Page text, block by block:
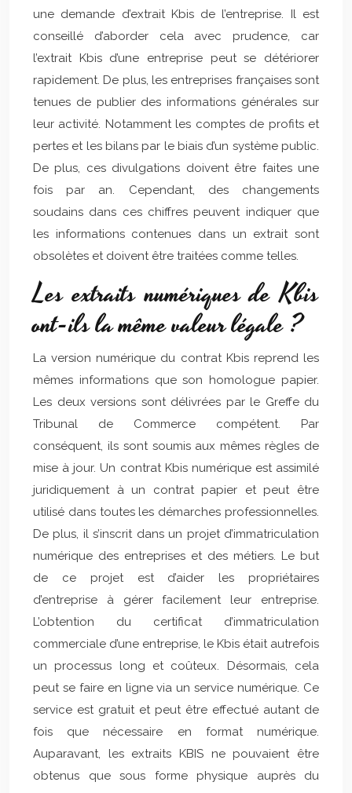
une demande d’extrait Kbis de l’entreprise. Il est
conseillé d’aborder cela avec prudence, car
l’extrait Kbis d’une entreprise peut se détériorer
rapidement. De plus, les entreprises françaises sont
tenues de publier des informations générales sur
leur activité. Notamment les comptes de profits et
pertes et les bilans par le biais d’un système public.
De plus, ces divulgations doivent être faites une
fois par an. Cependant, des changements
soudains dans ces chiffres peuvent indiquer que
les informations contenues dans un extrait sont
obsolètes et doivent être traitées comme telles.
Les extraits numériques de Kbis
ont-ils la même valeur légale ?
La version numérique du contrat Kbis reprend les
mêmes informations que son homologue papier.
Les deux versions sont délivrées par le Greffe du
Tribunal de Commerce compétent. Par
conséquent, ils sont soumis aux mêmes règles de
mise à jour. Un contrat Kbis numérique est assimilé
juridiquement à un contrat papier et peut être
utilisé dans toutes les démarches professionnelles.
De plus, il s’inscrit dans un projet d’immatriculation
numérique des entreprises et des métiers. Le but
de ce projet est d’aider les propriétaires
d’entreprise à gérer facilement leur entreprise.
L’obtention du certificat d’immatriculation
commerciale d’une entreprise, le Kbis était autrefois
un processus long et coûteux. Désormais, cela
peut se faire en ligne via un service numérique. Ce
service est gratuit et peut être effectué autant de
fois que nécessaire en format numérique.
Auparavant, les extraits KBIS ne pouvaient être
obtenus que sous forme physique auprès du